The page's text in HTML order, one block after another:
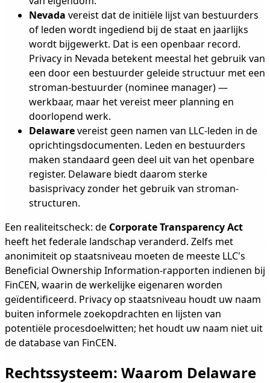
Nevada vereist dat de initiële lijst van bestuurders
of leden wordt ingediend bij de staat en jaarlijks
wordt bijgewerkt. Dat is een openbaar record.
Privacy in Nevada betekent meestal het gebruik van
een door een bestuurder geleide structuur met een
stroman-bestuurder (nominee manager) —
werkbaar, maar het vereist meer planning en
doorlopend werk.
Delawarevereist geen namen van LLC-leden in de
oprichtingsdocumenten. Leden en bestuurders
maken standaard geen deel uit van het openbare
register. Delaware biedt daarom sterke
basisprivacy zonder het gebruik van stroman-
structuren.
Een realiteitscheck: de Corporate Transparency Act
heeft het federale landschap veranderd. Zelfs met
anonimiteit op staatsniveau moeten de meeste LLC's
Beneficial Ownership Information-rapporten indienen bij
FinCEN, waarin de werkelijke eigenaren worden
geïdentificeerd. Privacy op staatsniveau houdt uw naam
buiten informele zoekopdrachten en lijsten van
potentiële procesdoelwitten; het houdt uw naam niet uit
de database van FinCEN.
Rechtssysteem: Waarom Delaware